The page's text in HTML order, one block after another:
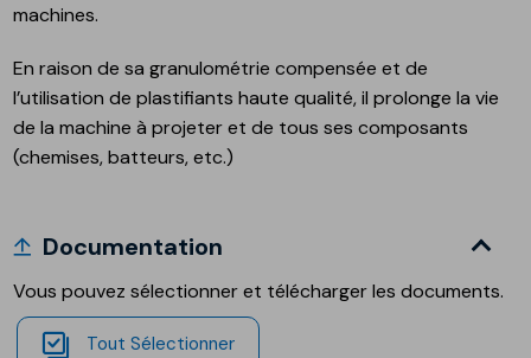
machines.
En raison de sa granulométrie compensée et de
l’utilisation de plastifiants haute qualité, il prolonge la vie
de la machine à projeter et de tous ses composants
(chemises, batteurs, etc.)
Documentation
Vous pouvez sélectionner et télécharger les documents.
Tout Sélectionner